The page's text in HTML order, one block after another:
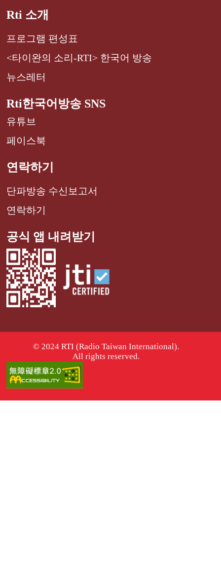
Rti 소개
프로그램 편성표
<타이완의 소리-RTI> 한국어 방송
뉴스레터
Rti한국어방송 SNS
유튜브
페이스북
연락하기
단파방송 수신보고서
연락하기
공식 앱 내려받기
© 2024 RTI (Radio Taiwan International).
All rights reserved.